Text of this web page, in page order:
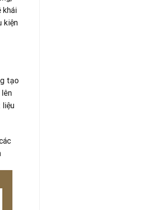
khái
kiện
tạo
liệu